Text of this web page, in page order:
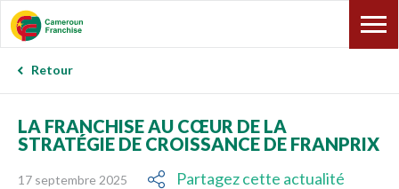
Retour
LA FRANCHISE AU CŒUR DE LA
STRATÉGIE DE CROISSANCE DE FRANPRIX
17 septembre 2025 Partagez cette actualité